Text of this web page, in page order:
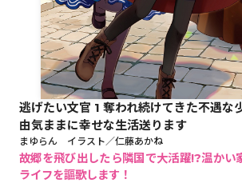
コミックガルド
コミッククリエ
逃げたい文官 1 奪われ続けてきた不遇な
由気ままに幸せな生活送ります
まゆらん イラスト／仁藤あかね
故郷を飛び出したら隣国で大活躍!?温かい
ライフを謳歌します！